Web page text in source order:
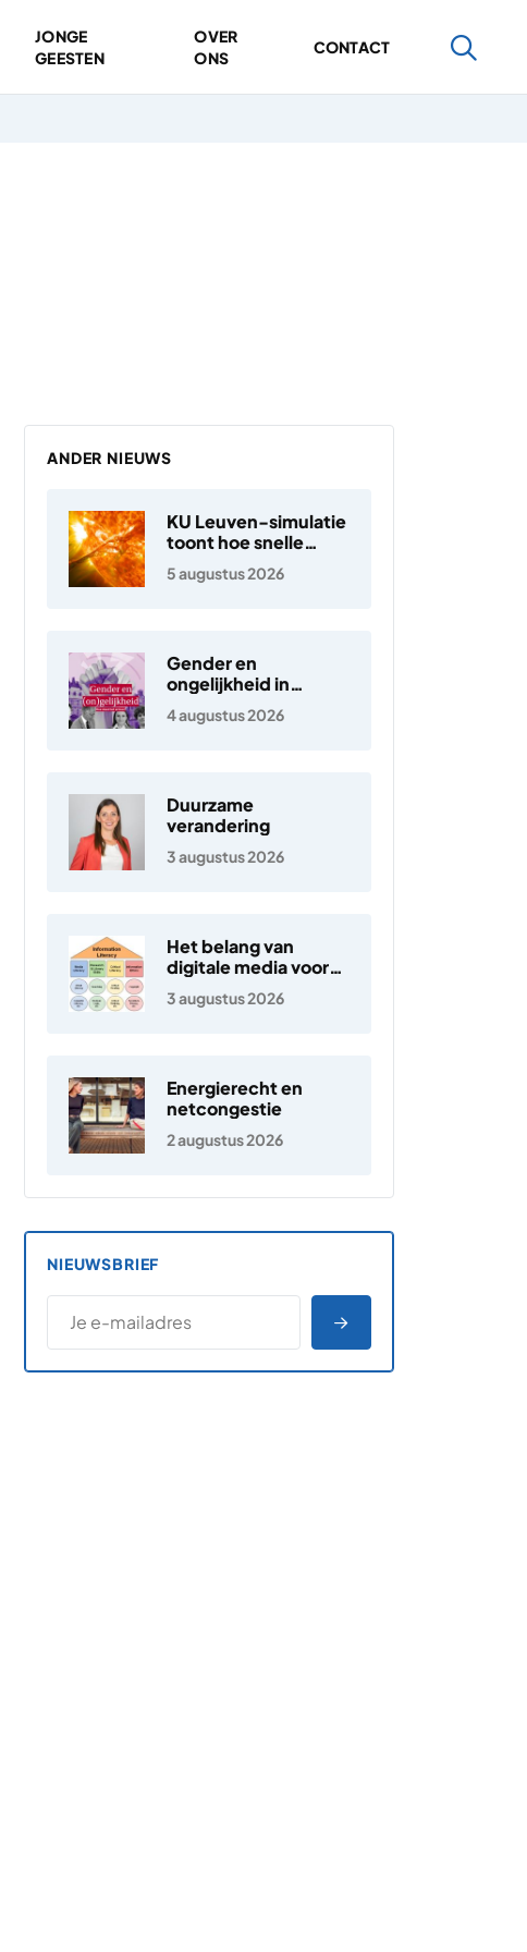
JONGE
GEESTEN
OVER
ONS
CONTACT
ANDER NIEUWS
KU Leuven-simulatie
toont hoe snelle
elektronen in de
zonnewind ontstaan
5 augustus 2026
Gender en
ongelijkheid in
Nederland
4 augustus 2026
Duurzame
verandering
3 augustus 2026
Het belang van
digitale media voor
jongeren
3 augustus 2026
Energierecht en
netcongestie
2 augustus 2026
NIEUWSBRIEF
E-MAILADRES
*
AANMELDEN